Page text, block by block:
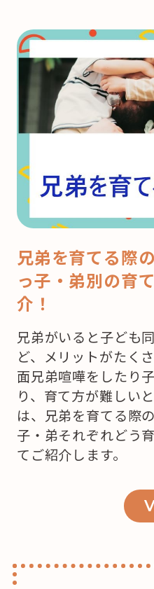
兄弟を育てる際
っ子・弟別の育
介！
兄弟がいると子ども
ど、メリットがたく
面兄弟喧嘩をしたり
り、育て方が難しい
は、兄弟を育てる際
子・弟それぞれどう
てご紹介します。